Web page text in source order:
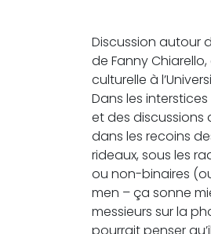
Discussion autour
de Fanny
culturelle à
Dans les
et des discussions
dans les recoins
rideaux, sous les
ou non-binaires
men – ça sonne
messieurs sur la